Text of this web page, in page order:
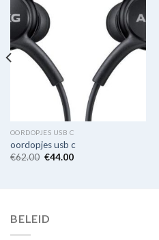
OORDOPJES USB C
oordopjes usb c
€62.00 €44.00
BELEID